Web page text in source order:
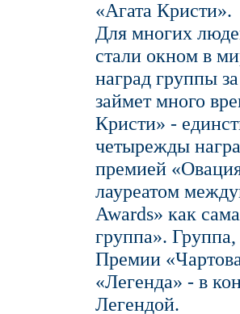
«Агата Кристи».
Для многих
стали окном в
наград группы
займет много
Кристи» -
четырежды
премией
лауреатом
Awards» как
группа». Группа,
Премии
«Легенда» - в
Легендой.